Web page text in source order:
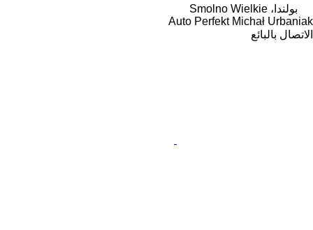
بولندا، Smolno Wielkie
Auto Perfekt Michał Urbaniak
الاتصال بالبائع